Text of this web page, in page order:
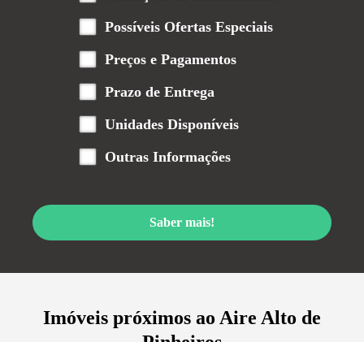
Possíveis Ofertas Especiais
Preços e Pagamentos
Prazo de Entrega
Unidades Disponíveis
Outras Informações
Saber mais!
Imóveis próximos ao Aire Alto de